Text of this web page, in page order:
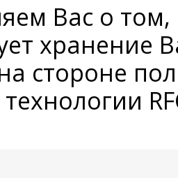
Вас о
хранение
стороне